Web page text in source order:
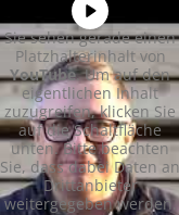
Sie sehen gerade einen
Platzhalterinhalt von
YouTube. Um auf den
eigentlichen Inhalt
zuzugreifen, klicken Sie
auf die Schaltfläche
unten. Bitte beachten
Sie, dass dabei Daten an
Drittanbieter
weitergegeben werden.